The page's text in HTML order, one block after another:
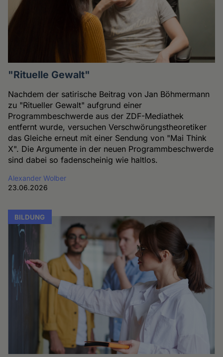
"Rituelle Gewalt"
Nachdem der satirische Beitrag von Jan Böhmermann
zu "Ritueller Gewalt" aufgrund einer
Programmbeschwerde aus der ZDF-Mediathek
entfernt wurde, versuchen Verschwörungstheoretiker
das Gleiche erneut mit einer Sendung von "Mai Think
X". Die Argumente in der neuen Programmbeschwerde
sind dabei so fadenscheinig wie haltlos.
Alexander Wolber
23.06.2026
BILDUNG